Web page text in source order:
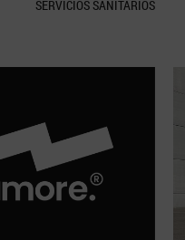
SERVICIOS SANITARIOS